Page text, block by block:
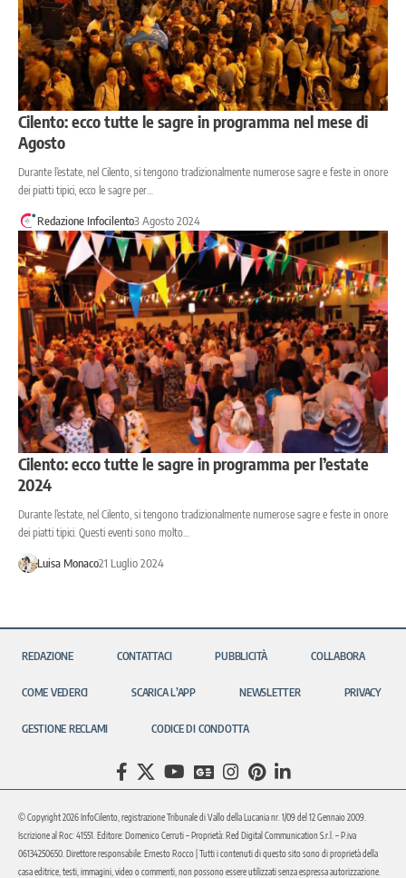
Cilento: ecco tutte le sagre in programma nel mese di
Agosto
Durante l’estate, nel Cilento, si tengono tradizionalmente numerose sagre e feste in onore
dei piatti tipici, ecco le sagre per…
Redazione Infocilento3 Agosto 2024
Cilento: ecco tutte le sagre in programma per l’estate
2024
Durante l’estate, nel Cilento, si tengono tradizionalmente numerose sagre e feste in onore
dei piatti tipici. Questi eventi sono molto…
Luisa Monaco21 Luglio 2024
REDAZIONE CONTATTACI PUBBLICITÀ COLLABORA
COME VEDERCI SCARICA L’APP NEWSLETTER PRIVACY
GESTIONE RECLAMI CODICE DI CONDOTTA
© Copyright 2026 InfoCilento, registrazione Tribunale di Vallo della Lucania nr. 1/09 del 12 Gennaio 2009.
Iscrizione al Roc: 41551. Editore: Domenico Cerruti – Proprietà: Red Digital Communication S.r.l. – P.iva
06134250650. Direttore responsabile: Ernesto Rocco | Tutti i contenuti di questo sito sono di proprietà della
casa editrice, testi, immagini, video o commenti, non possono essere utilizzati senza espressa autorizzazione.